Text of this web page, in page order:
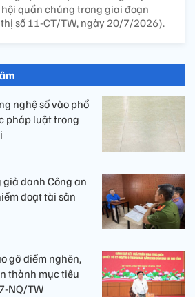
quần chúng trong giai đoạn
số 11-CT/TW, ngày 20/7/2026).
nghệ số vào phổ
pháp luật trong
giả danh Công an
đoạt tài sản
gỡ điểm nghẽn,
thành mục tiêu
NQ/TW